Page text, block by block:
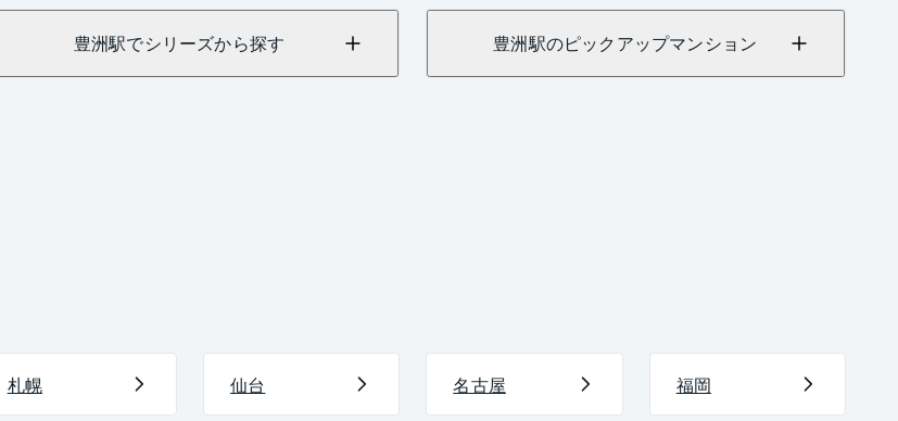
豊洲駅でシリーズから探す 豊洲駅のピックアップマンション
札幌 仙台 名古屋 福岡